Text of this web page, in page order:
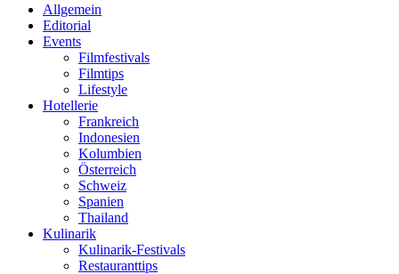
Allgemein
Editorial
Events
Filmfestivals
Filmtips
Lifestyle
Hotellerie
Frankreich
Indonesien
Kolumbien
Österreich
Schweiz
Spanien
Thailand
Kulinarik
Kulinarik-Festivals
Restauranttips